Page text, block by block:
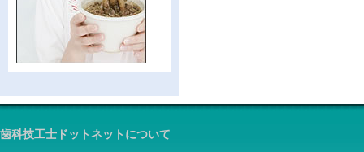
歯科技工士ドットネットについて